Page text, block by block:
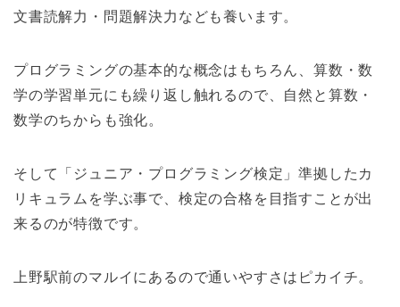
文書読解力・問題解決力なども養います。
プログラミングの基本的な概念はもちろん、算数・数
学の学習単元にも繰り返し触れるので、自然と算数・
数学のちからも強化。
そして「ジュニア・プログラミング検定」準拠したカ
リキュラムを学ぶ事で、検定の合格を目指すことが出
来るのが特徴です。
上野駅前のマルイにあるので通いやすさはピカイチ。